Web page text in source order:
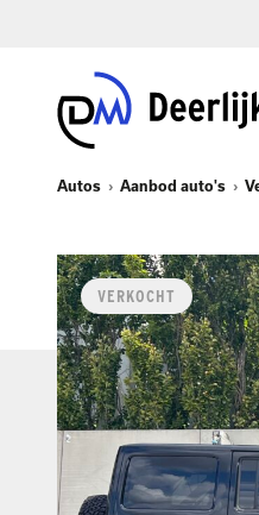
Autos Aanbod auto's
VERKOCHT